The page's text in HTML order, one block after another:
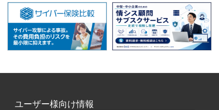
ユーザー様向け情報